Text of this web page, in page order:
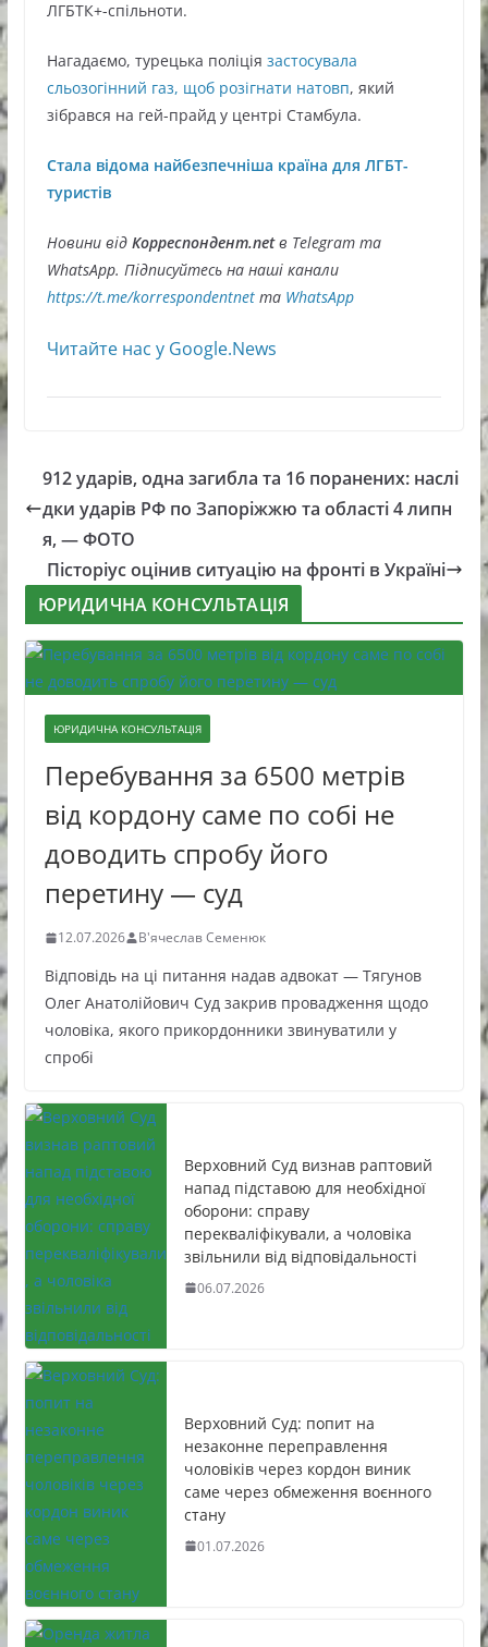
ЛГБТК+-спільноти.
Нагадаємо, турецька поліція застосувала
сльозогінний газ, щоб розігнати натовп, який
зібрався на гей-прайд у центрі Стамбула.
Стала відома найбезпечніша країна для ЛГБТ-
туристів
Новини відКорреспондент.netв Telegram та
WhatsApp. Підписуйтесь на наші канали
https://t.me/korrespondentnetта WhatsApp
Читайте нас у Google.News
912 ударів, одна загибла та 16 поранених: наслі
дки ударів РФ по Запоріжжю та області 4 липн
я, — ФОТО
Пісторіус оцінив ситуацію на фронті в Україні
ЮРИДИЧНА КОНСУЛЬТАЦІЯ
ЮРИДИЧНА КОНСУЛЬТАЦІЯ
Перебування за 6500 метрів
від кордону саме по собі не
доводить спробу його
перетину — суд
12.07.2026 В'ячеслав Семенюк
Відповідь на ці питання надав адвокат — Тягунов
Олег Анатолійович Суд закрив провадження щодо
чоловіка, якого прикордонники звинуватили у
спробі
Верховний Суд визнав раптовий
напад підставою для необхідної
оборони: справу
перекваліфікували, а чоловіка
звільнили від відповідальності
06.07.2026
Верховний Суд: попит на
незаконне переправлення
чоловіків через кордон виник
саме через обмеження воєнного
стану
01.07.2026